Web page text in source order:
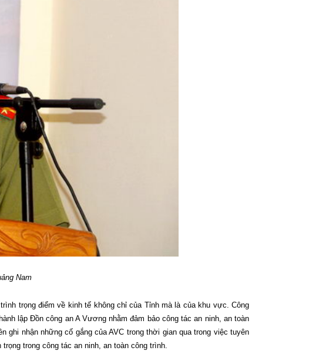
Nam
trọng điểm về kinh tế không chỉ của Tỉnh mà là của khu vực. Công
lập Đồn công an A Vương nhằm đảm bảo công tác an ninh, an toàn
nhận những cố gắng của AVC trong thời gian qua trong việc tuyên
trong công tác an ninh, an toàn công trình.